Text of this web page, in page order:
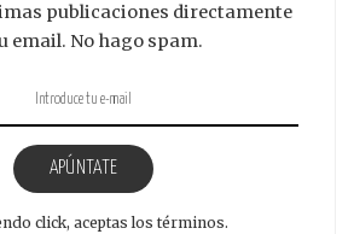
publicaciones directamente
email. No hago spam.
APÚNTATE
click, aceptas los términos.